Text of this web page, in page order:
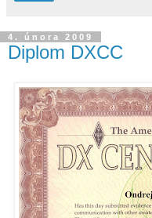
4. února 2009
Diplom DXCC